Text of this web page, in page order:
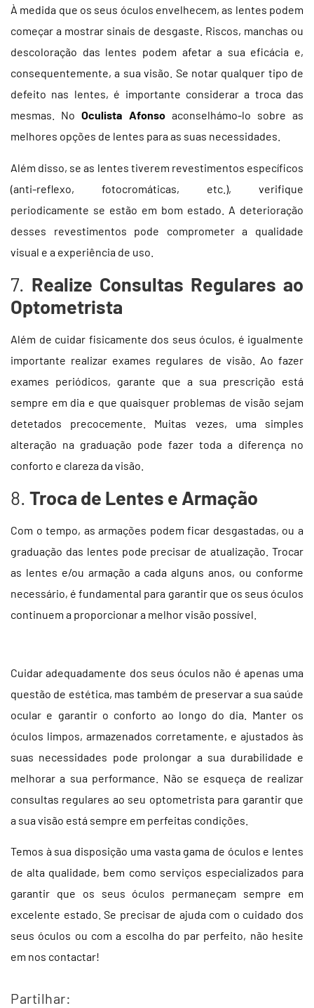
À medida que os seus óculos envelhecem, as lentes podem
começar a mostrar sinais de desgaste. Riscos, manchas ou
descoloração das lentes podem afetar a sua eficácia e,
consequentemente, a sua visão. Se notar qualquer tipo de
defeito nas lentes, é importante considerar a troca das
mesmas. NoOculista Afonsoaconselhámo-lo sobre as
melhores opções de lentes para as suas necessidades.
Além disso, se as lentes tiverem revestimentos específicos
(anti-reflexo, fotocromáticas, etc.), verifique
periodicamente se estão em bom estado. A deterioração
desses revestimentos pode comprometer a qualidade
visual e a experiência de uso.
7. Realize Consultas Regulares ao
Optometrista
Além de cuidar fisicamente dos seus óculos, é igualmente
importante realizar exames regulares de visão. Ao fazer
exames periódicos, garante que a sua prescrição está
sempre em dia e que quaisquer problemas de visão sejam
detetados precocemente. Muitas vezes, uma simples
alteração na graduação pode fazer toda a diferença no
conforto e clareza da visão.
8. Troca de Lentes e Armação
Com o tempo, as armações podem ficar desgastadas, ou a
graduação das lentes pode precisar de atualização. Trocar
as lentes e/ou armação a cada alguns anos, ou conforme
necessário, é fundamental para garantir que os seus óculos
continuem a proporcionar a melhor visão possível.
Cuidar adequadamente dos seus óculos não é apenas uma
questão de estética, mas também de preservar a sua saúde
ocular e garantir o conforto ao longo do dia. Manter os
óculos limpos, armazenados corretamente, e ajustados às
suas necessidades pode prolongar a sua durabilidade e
melhorar a sua performance. Não se esqueça de realizar
consultas regulares ao seu optometrista para garantir que
a sua visão está sempre em perfeitas condições.
Temos à sua disposição uma vasta gama de óculos e lentes
de alta qualidade, bem como serviços especializados para
garantir que os seus óculos permaneçam sempre em
excelente estado. Se precisar de ajuda com o cuidado dos
seus óculos ou com a escolha do par perfeito, não hesite
em nos contactar!
Partilhar: